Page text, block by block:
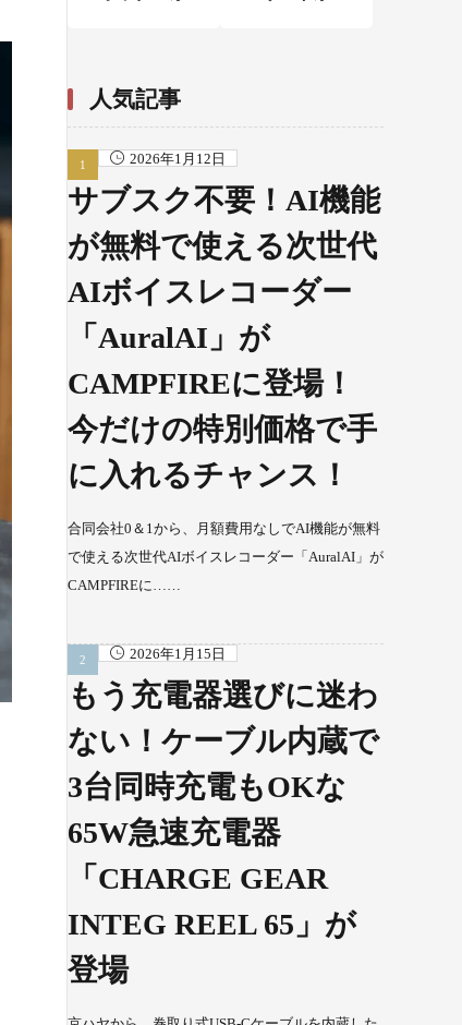
人気記事
2026年1月12日
サブスク不要！AI機能
が無料で使える次世代
AIボイスレコーダー
「AuralAI」が
CAMPFIREに登場！
今だけの特別価格で手
に入れるチャンス！
合同会社0＆1から、月額費用なしでAI機能が無料
で使える次世代AIボイスレコーダー「AuralAI」が
CAMPFIREに……
2026年1月15日
もう充電器選びに迷わ
ない！ケーブル内蔵で
3台同時充電もOKな
65W急速充電器
「CHARGE GEAR
INTEG REEL 65」が
登場